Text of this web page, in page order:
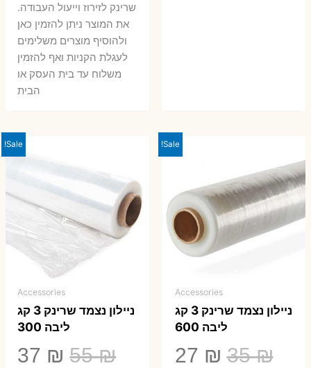
שרינק לזירוז וייעול העבודה.
את המוצר ניתן להזמין כאן
ולהוסיף מוצרים משלימים
לעגלת הקניות ואף להזמין
משלוח עד בית העסק או
הבית
Sale!
Accessories
ניילון נצמד שרינק 3 קג
ליבה 600
35₪
המחיר
27 ₪
Sale!
Accessories
ניילון נצמד שרינק 3 קג
ליבה 300
55₪
המחיר
37 ₪